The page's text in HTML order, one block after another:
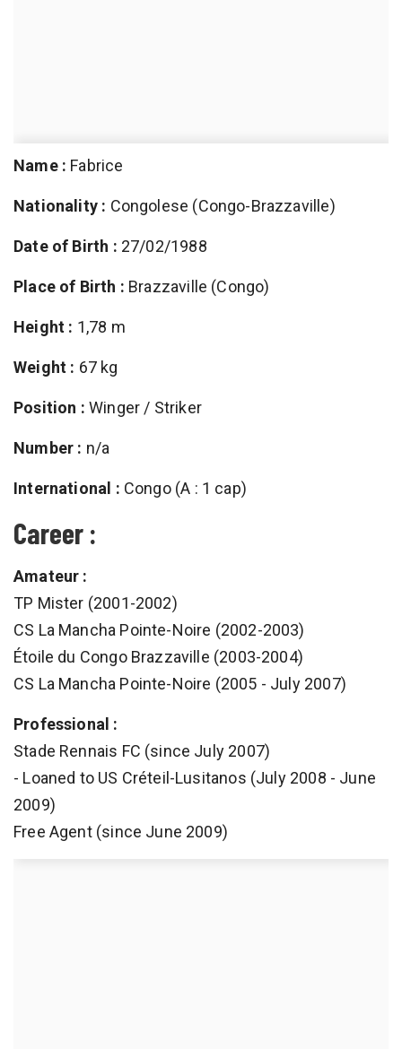
Name : Fabrice
Nationality : Congolese (Congo-Brazzaville)
Date of Birth : 27/02/1988
Place of Birth : Brazzaville (Congo)
Height : 1,78 m
Weight : 67 kg
Position : Winger / Striker
Number : n/a
International : Congo (A : 1 cap)
Career :
Amateur :
TP Mister (2001-2002)
CS La Mancha Pointe-Noire (2002-2003)
Étoile du Congo Brazzaville (2003-2004)
CS La Mancha Pointe-Noire (2005 - July 2007)
Professional :
Stade Rennais FC (since July 2007)
- Loaned to US Créteil-Lusitanos (July 2008 - June
2009)
Free Agent (since June 2009)